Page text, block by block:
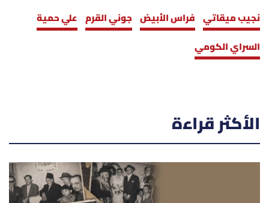
نجيب ميقاتي فراس الأبيض جوني القرم علي حمية
السراي الكومي
الأكثر قراءة